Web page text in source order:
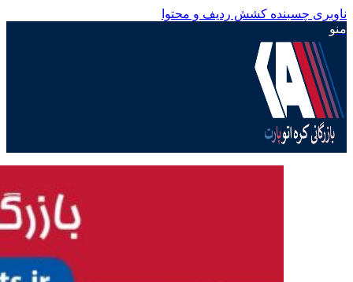
ناوبری چسبنده کشش ردیف و محتوا
منو